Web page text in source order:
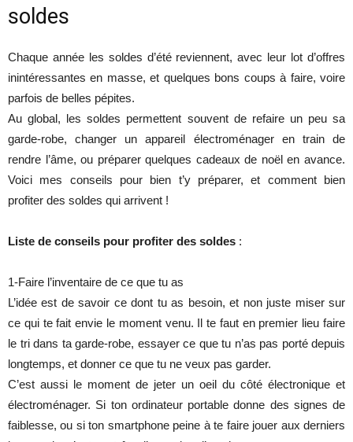
soldes
Chaque année les soldes d’été reviennent, avec leur lot d’offres
inintéressantes en masse, et quelques bons coups à faire, voire
parfois de belles pépites.
Au global, les soldes permettent souvent de refaire un peu sa
garde-robe, changer un appareil électroménager en train de
rendre l’âme, ou préparer quelques cadeaux de noël en avance.
Voici mes conseils pour bien t’y préparer, et comment bien
profiter des soldes qui arrivent !
Liste de conseils pour profiter des soldes :
1-Faire l’inventaire de ce que tu as
L’idée est de savoir ce dont tu as besoin, et non juste miser sur
ce qui te fait envie le moment venu. Il te faut en premier lieu faire
le tri dans ta garde-robe, essayer ce que tu n’as pas porté depuis
longtemps, et donner ce que tu ne veux pas garder.
C’est aussi le moment de jeter un oeil du côté électronique et
électroménager. Si ton ordinateur portable donne des signes de
faiblesse, ou si ton smartphone peine à te faire jouer aux derniers